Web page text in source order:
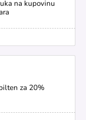
na kupovinu
za 20%